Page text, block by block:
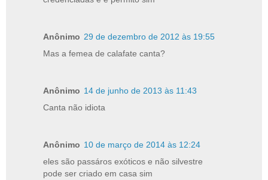
Anônimo 29 de dezembro de 2012 às 19:55
Mas a femea de calafate canta?
Anônimo 14 de junho de 2013 às 11:43
Canta não idiota
Anônimo 10 de março de 2014 às 12:24
eles são passáros exóticos e não silvestre
pode ser criado em casa sim